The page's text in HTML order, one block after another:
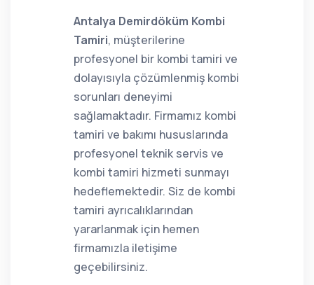
Antalya Demirdöküm Kombi
Tamiri, müşterilerine
profesyonel bir kombi tamiri ve
dolayısıyla çözümlenmiş kombi
sorunları deneyimi
sağlamaktadır. Firmamız kombi
tamiri ve bakımı hususlarında
profesyonel teknik servis ve
kombi tamiri hizmeti sunmayı
hedeflemektedir. Siz de kombi
tamiri ayrıcalıklarından
yararlanmak için hemen
firmamızla iletişime
geçebilirsiniz.